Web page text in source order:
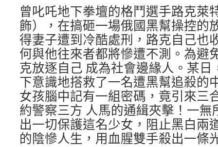
曾叱吒地下拳壇的格鬥選手路克萊
飾），在搞砸一場俄國黑幫操控的
得妻子遭到冷酷處刑，路克自己也
何與他往來者都將慘遭不測。為避
克放逐自己 成為社會邊緣人。某
下意識地搭救了一名遭黑幫追殺的
女孩腦中記有一組密碼，竟引來三
約警察三方 人馬的通緝夾擊！一
出一切保護這名少女，阻止黑白兩
的陰慘人生，用血腥雙手殺出一